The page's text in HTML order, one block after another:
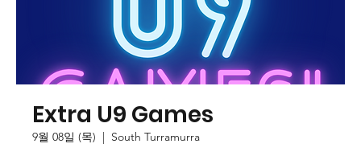
Extra U9 Games
9월 08일 (목)
  |
South Turramurra